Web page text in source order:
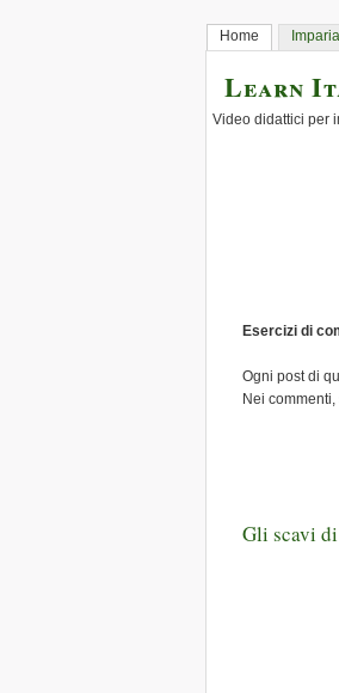
Home
Learn
Video didattici per
Esercizi di
Ogni post di
Nei
Gli scavi